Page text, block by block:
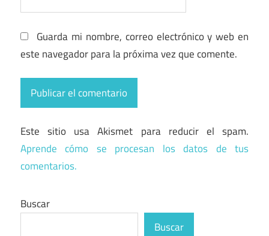
Guarda mi nombre, correo electrónico y web en
este navegador para la próxima vez que comente.
Este sitio usa Akismet para reducir el spam.
Aprende cómo se procesan los datos de tus
comentarios.
Buscar
Buscar